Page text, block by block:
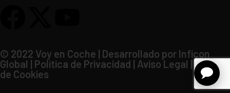
© 2022 Voy en Coche | Desarrollado por Inficon
Global | Política de Privacidad | Aviso Legal | Política
de Cookies